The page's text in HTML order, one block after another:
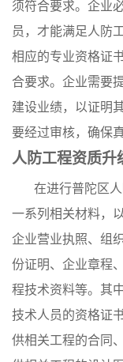
须符合要求。企业
员，才能满足人防
相应的专业资格证
合要求。企业需要
建设业绩，以证明
要经过审核，确保
人防工程资质升
在进行普陀区
一系列相关材料，
企业营业执照、组
份证明、企业章程
程技术资料等。其
技术人员的资格证
供相关工程的合同